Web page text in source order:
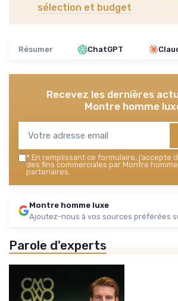
sélection et budget
Résumer ChatGPT
Recevez les dernières
Montre homme
* En remplissant ce formulaire, j’accepte
des fins commerciales par Montre
partenaires.
Montre homme luxe
Ajoutez-nous à vos sources préférées
Parole d'experts